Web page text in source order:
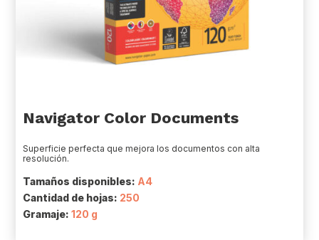
Navigator Color Documents
Superficie perfecta que mejora los documentos con alta
resolución.
Tamaños disponibles: A4
Cantidad de hojas: 250
Gramaje:120 g